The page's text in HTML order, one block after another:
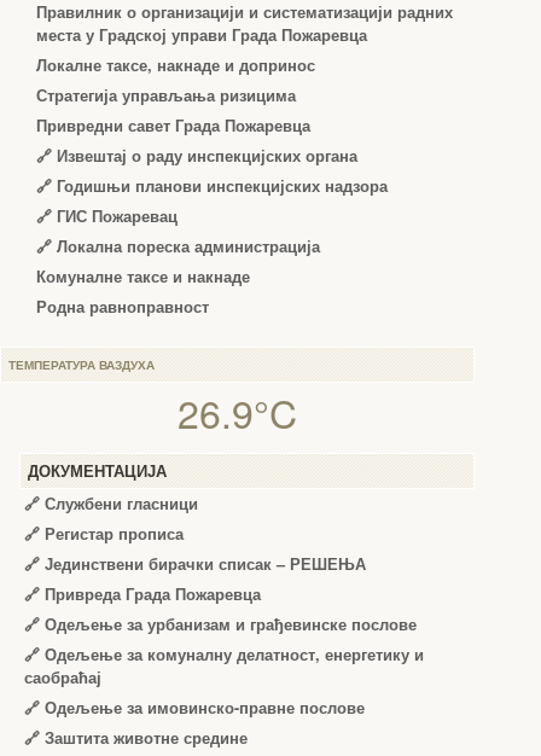
Правилник о организацији и систематизацији радних
места у Градској управи Града Пожаревца
Локалне таксе, накнаде и допринос
Стратегија управљања ризицима
Привредни савет Града Пожаревца
🔗 Извештај о раду инспекцијских органа
🔗 Годишњи планови инспекцијских надзора
🔗 ГИС Пожаревац
🔗 Локална пореска администрација
Комуналне таксе и накнаде
Родна равноправност
ТЕМПЕРАТУРА ВАЗДУХА
26.9°C
ДОКУМЕНТАЦИЈА
🔗 Службени гласници
🔗 Регистар прописа
🔗 Јединствени бирачки списак – РЕШЕЊА
🔗 Привреда Града Пожаревца
🔗 Одељење за урбанизам и грађевинске послове
🔗 Одељење за комуналну делатност, енергетику и
саобраћај
🔗 Одељење за имовинско-правне послове
🔗 Заштита животне средине